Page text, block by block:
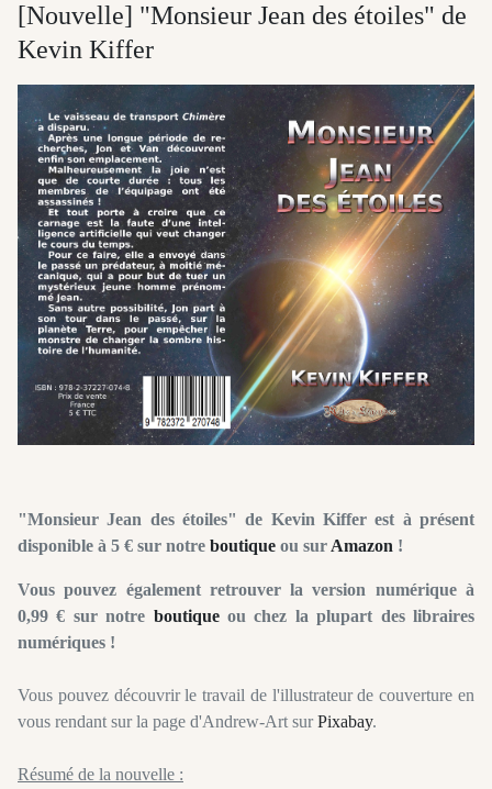
[Nouvelle] "Monsieur Jean des étoiles" de
Kevin Kiffer
"Monsieur Jean des étoiles" de Kevin Kiffer est à présent
disponible à 5 € sur notre boutique ou sur Amazon !
Vous pouvez également retrouver la version numérique à
0,99 € sur notre boutiqueou chez la plupart des libraires
numériques !
Vous pouvez découvrir le travail de l'illustrateur de couverture en
vous rendant sur la page d'Andrew-Art surPixabay.
Résumé de la nouvelle :